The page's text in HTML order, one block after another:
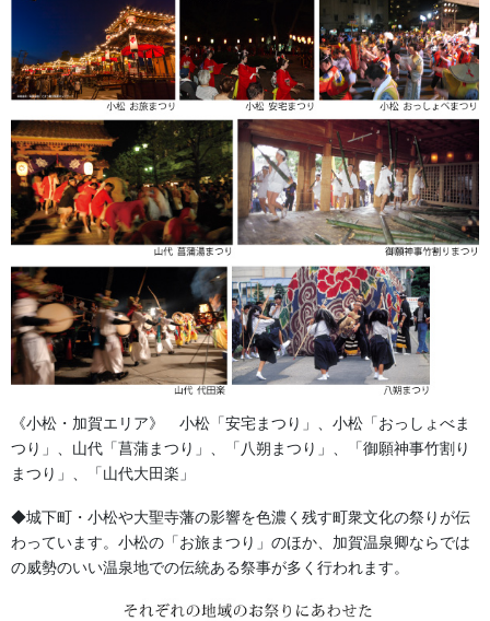
法被・はっぴ・はんてん・印半纏
半纏 半天 半被 法被
獅子舞・衣裳・別仕立・小物
前の記事
獅子の尾・尻尾持ち
2013/10/02
法被・はっぴ・はんてん・印半纏
次の記事
別誂半纏の流れ
2013/10/17
法被・はっぴ・はんてん・印半纏
よもやま話
お祭備品と豆知識
お祭用品・品目
《小松・加賀エリア》 小松「安宅まつり」、小松「おっしょべま
つり」、山代「菖蒲まつり」、「八朔まつり」、「御願神事竹割り
まつり」、「山代大田楽」
◆城下町・小松や大聖寺藩の影響を色濃く残す町衆文化の祭りが伝
わっています。小松の「お旅まつり」のほか、加賀温泉卿ならでは
の威勢のいい温泉地での伝統ある祭事が多く行われます。